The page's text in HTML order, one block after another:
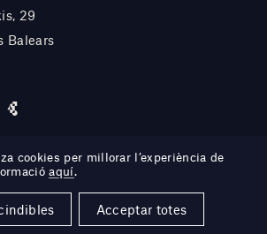
29
Balears
cookies per millorar l’experiència de
aquí.
Acceptar totes